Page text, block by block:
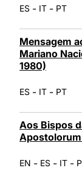
ES - IT - PT
Mensagem
Mariano
1980)
ES - IT - PT
Aos Bispos
EN - ES - IT -